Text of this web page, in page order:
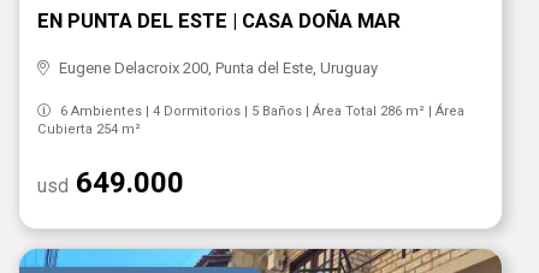
EN PUNTA DEL ESTE | CASA DOÑA MAR
Eugene Delacroix 200, Punta del Este, Uruguay
6 Ambientes | 4 Dormitorios | 5 Baños | Área Total 286 m² | Área
Cubierta 254 m²
usd 649.000